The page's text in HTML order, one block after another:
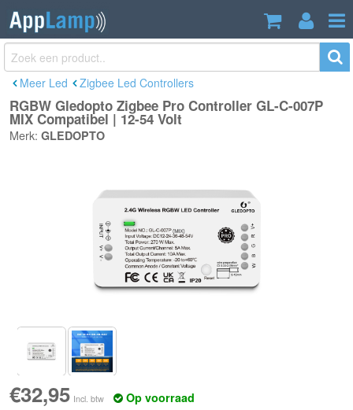
RGBW Gledopto Zigbee Pro Controller
GL-C-007P MIX Compatibel | 12-54 Volt
€32,95
Meer Led Zigbee Led Controllers
RGBW Gledopto Zigbee Pro Controller GL-C-007P
MIX Compatibel | 12-54 Volt
Merk:GLEDOPTO
€32,95 Incl. btw Op voorraad